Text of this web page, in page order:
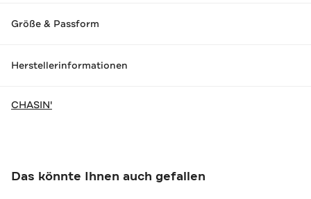
Größe & Passform
Herstellerinformationen
CHASIN'
Das könnte Ihnen auch gefallen